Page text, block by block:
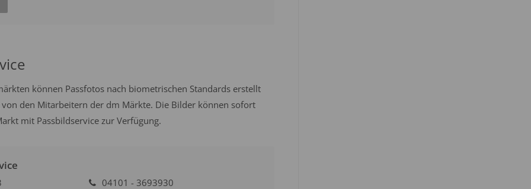
können Passfotos nach biometrischen Standards erstellt
den Mitarbeitern der dm Märkte. Die Bilder können sofort
mit Passbildservice zur Verfügung.
04101 - 3693930